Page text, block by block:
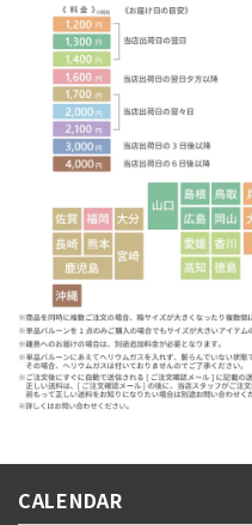
CALENDAR